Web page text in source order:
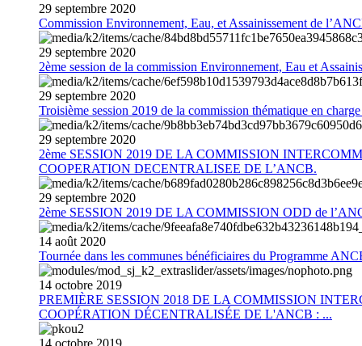
29 septembre 2020
Commission Environnement, Eau, et Assainissement de
29 septembre 2020
2ème session de la commission Environnement, Eau et
29 septembre 2020
Troisième session 2019 de la commission thématique en
29 septembre 2020
2ème SESSION 2019 DE LA COMMISSION
COOPERATION DECENTRALISEE DE L’ANCB.
29 septembre 2020
2ème SESSION 2019 DE LA COMMISSION ODD de
14 août 2020
Tournée dans les communes bénéficiaires du Programme
14 octobre 2019
PREMIÈRE SESSION 2018 DE LA COMMISSION
COOPÉRATION DÉCENTRALISÉE DE L'ANCB : ...
14 octobre 2019